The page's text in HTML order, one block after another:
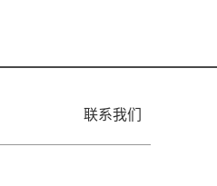
联系我们